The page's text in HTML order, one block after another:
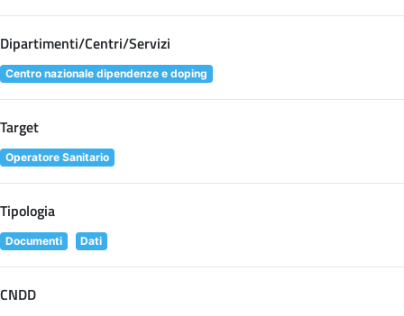
Dipartimenti/Centri/Servizi
Centro nazionale dipendenze e doping
Target
Operatore Sanitario
Tipologia
Documenti Dati
CNDD